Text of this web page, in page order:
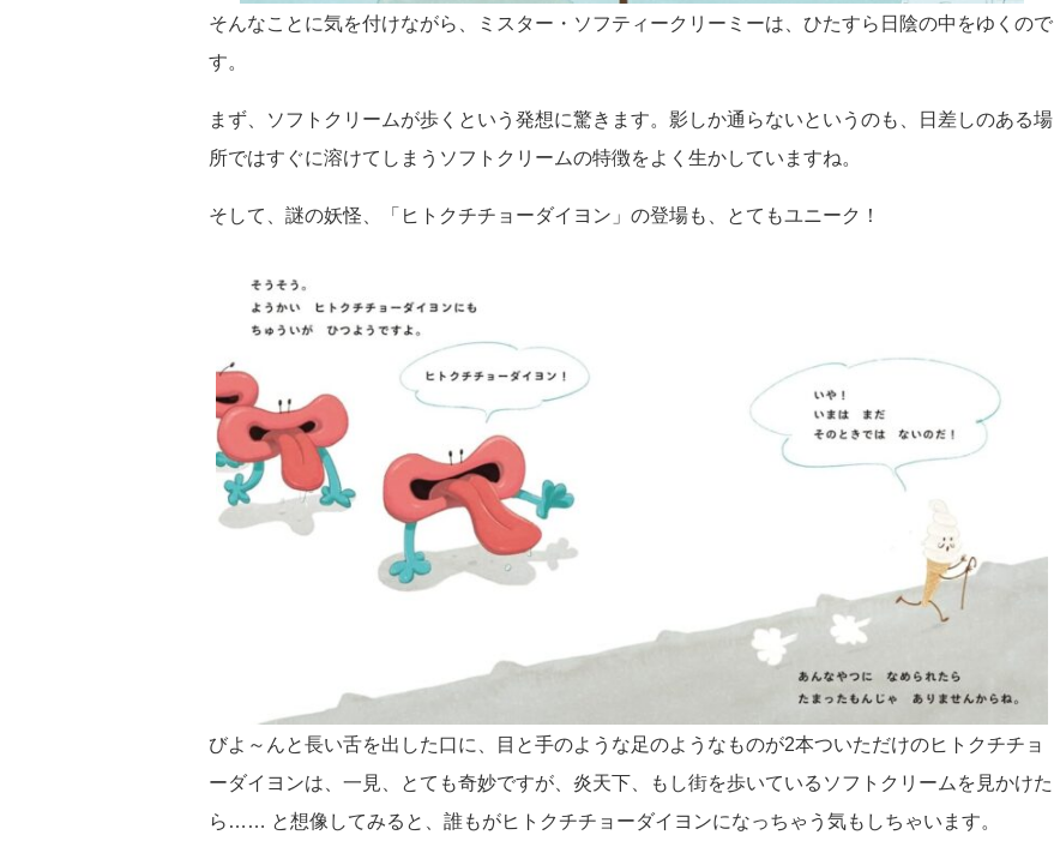
そんなことに気を付けながら、ミスター・ソフティークリーミーは、ひたすら日陰の中をゆくので
す。
まず、ソフトクリームが歩くという発想に驚きます。影しか通らないというのも、日差しのある場
所ではすぐに溶けてしまうソフトクリームの特徴をよく生かしていますね。
そして、謎の妖怪、「ヒトクチチョーダイヨン」の登場も、とてもユニーク！
びよ～んと長い舌を出した口に、目と手のような足のようなものが2本ついただけのヒトクチチョ
ーダイヨンは、一見、とても奇妙ですが、炎天下、もし街を歩いているソフトクリームを見かけた
ら…… と想像してみると、誰もがヒトクチチョーダイヨンになっちゃう気もしちゃいます。